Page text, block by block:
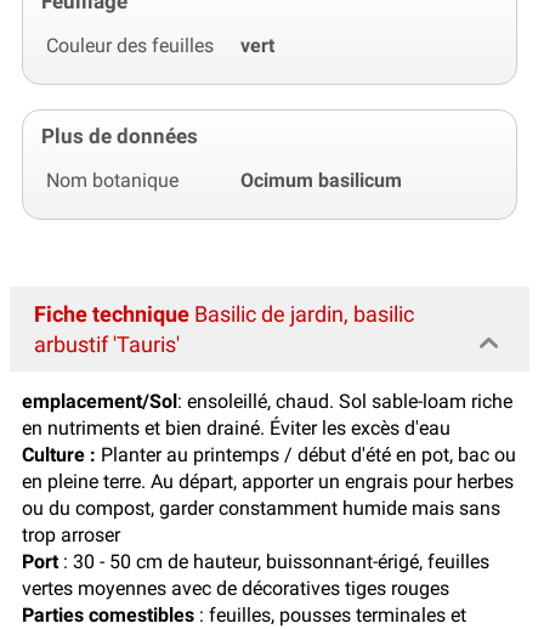
Couleur des feuilles vert
Plus de données
Nom botanique Ocimum basilicum
Fiche technique Basilic de jardin, basilic
arbustif 'Tauris'
emplacement/Sol : ensoleillé, chaud. Sol sable-loam riche
en nutriments et bien drainé. Éviter les excès d'eau
Culture : Planter au printemps / début d'été en pot, bac ou
en pleine terre. Au départ, apporter un engrais pour herbes
ou du compost, garder constamment humide mais sans
trop arroser
Port: 30 - 50 cm de hauteur, buissonnant-érigé, feuilles
vertes moyennes avec de décoratives tiges rouges
Parties comestibles : feuilles, pousses terminales et